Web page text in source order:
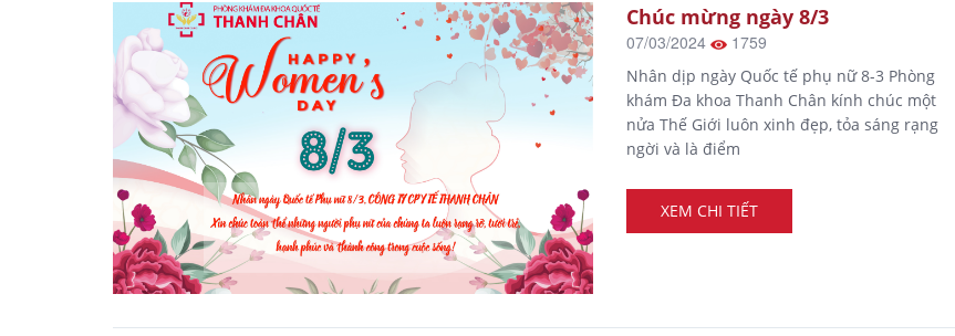
Chúc mừng ngày 8/3
07/03/2024 1759
Nhân dịp ngày Quốc tế phụ nữ 8-3 Phòng
khám Đa khoa Thanh Chân kính chúc một
nửa Thế Giới luôn xinh đẹp, tỏa sáng rạng
ngời và là điểm
XEM CHI TIẾT